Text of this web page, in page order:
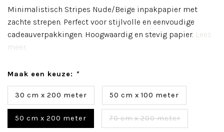
Minimalistisch Stripes Nude/Beige inpakpapier met
zachte strepen. Perfect voor stijlvolle en eenvoudige
cadeauverpakkingen. Hoogwaardig en stevig papier. Lees
meer..
Maak een keuze: *
30 cm x 200 meter 50 cm x 100 meter
50 cm x 200 meter 70 cm x 200 meter